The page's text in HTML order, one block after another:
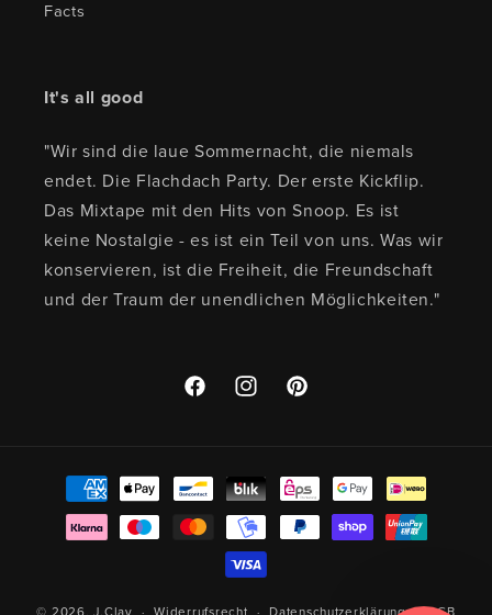
Facts
It's all good
"Wir sind die laue Sommernacht, die niemals
endet. Die Flachdach Party. Der erste Kickflip.
Das Mixtape mit den Hits von Snoop. Es ist
keine Nostalgie - es ist ein Teil von uns. Was wir
konservieren, ist die Freiheit, die Freundschaft
und der Traum der unendlichen Möglichkeiten."
FacebookInstagramPinterest
Zahlungsmethoden